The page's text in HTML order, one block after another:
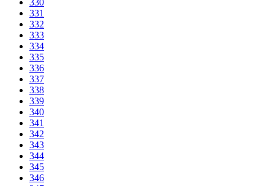
330
331
332
333
334
335
336
337
338
339
340
341
342
343
344
345
346